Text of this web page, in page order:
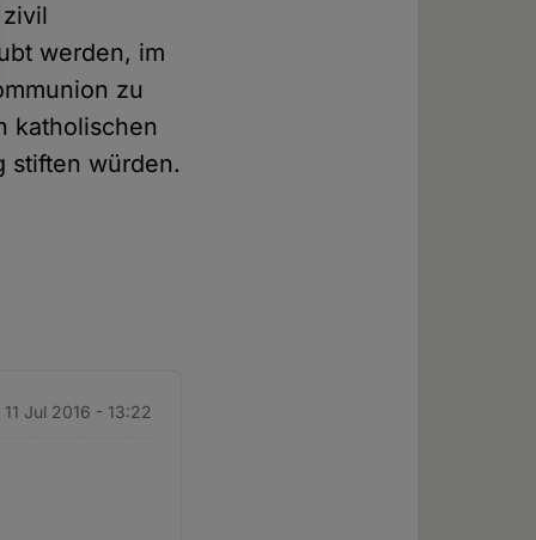
werden, im
zu
katholischen
stiften würden.
11 Jul 2016 - 13:22